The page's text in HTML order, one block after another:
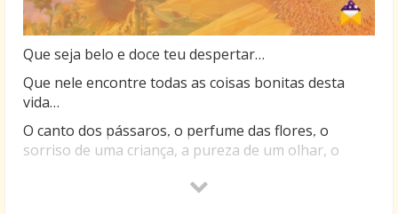
Que seja belo e doce teu despertar…
Que nele encontre todas as coisas bonitas desta
vida…
O canto dos pássaros, o perfume das flores, o
sorriso de uma criança, a pureza de um olhar, o